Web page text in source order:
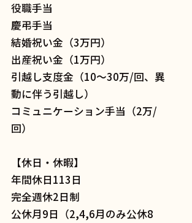
役職手当
慶弔手当
結婚祝い金（3万円）
出産祝い金（1万円）
引越し支度金（10〜30万/回、異
動に伴う引越し）
コミュニケーション手当（2万/
回）
【休日・休暇】
年間休日113日
完全週休2日制
公休月9日（2,4,6月のみ公休8